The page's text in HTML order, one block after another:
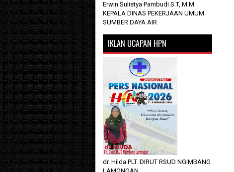
Erwin Sulistya Pambudi S.T, M.M
KEPALA DINAS PEKERJAAN UMUM
SUMBER DAYA AIR
IKLAN UCAPAN HPN
dr. Hilda PLT. DIRUT RSUD NGIMBANG